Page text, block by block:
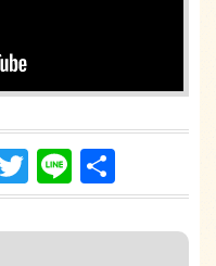
Twitter
Line
有